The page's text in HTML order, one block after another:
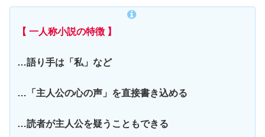
【 一人称小説の特徴 】
…語り手は「私」など
…「主人公の心の声」を直接書き込める
…読者が主人公を疑うこともできる